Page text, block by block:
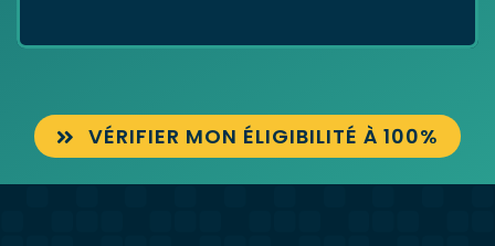
VÉRIFIER MON ÉLIGIBILITÉ À 100%